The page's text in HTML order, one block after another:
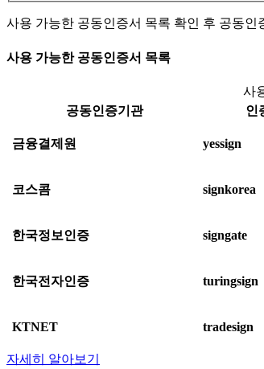
사용 가능한 공동인증서 목록 확인 후 공동
사용 가능한 공동인증서 목록
사
공동인증기관
인
금융결제원 yessign
코스콤 signkorea
한국정보인증 signgate
한국전자인증 turingsign
KTNET tradesign
자세히 알아보기